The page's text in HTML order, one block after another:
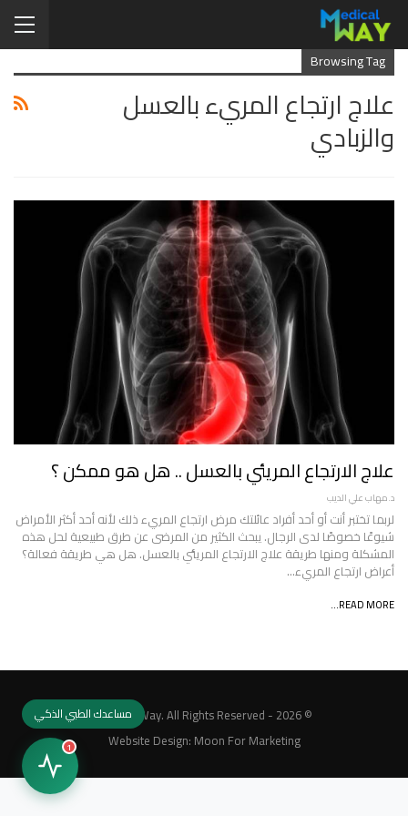
Browsing Tag
علاج ارتجاع المريء بالعسل
والزبادي
علاج الارتجاع المريئي بالعسل .. هل هو ممكن ؟
د.مهاب علي الديب
لربما تختبر أنت أو أحد أفراد عائلتك مرض ارتجاع المريء ذلك لأنه أحد أكثر الأمراض
شيوعًا خصوصًا لدى الرجال. يبحث الكثير من المرضى عن طرق طبيعية لحل هذه
المشكلة ومنها طريقة علاج الارتجاع المريئي بالعسل. هل هي طريقة فعالة؟
أعراض ارتجاع المريء…
READ MORE...
© 2026 - MedicalWay. All Rights Reserved.
Website Design: Moon For Marketing
مساعدك الطبي الذكي
1